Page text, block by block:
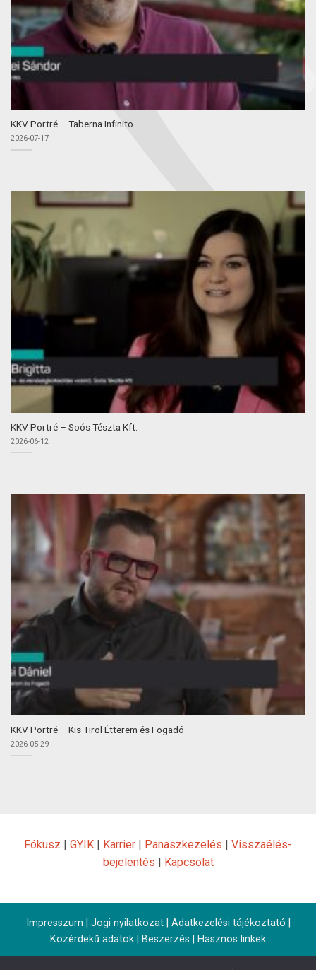
KKV Portré – Taberna Infinito
2026-07-17
KKV Portré – Soós Tészta Kft.
2026-06-12
KKV Portré – Kis Tirol Étterem és Fogadó
2026-05-29
Fókusz | GYIK | Karrier | Panaszkezelés | Visszaélés-
bejelentés | Kapcsolat
Impresszum Jogi nyilatkozat| Adatkezelési tájékoztató
Közérdekű adatok
Beszerzés Hasznos linkek